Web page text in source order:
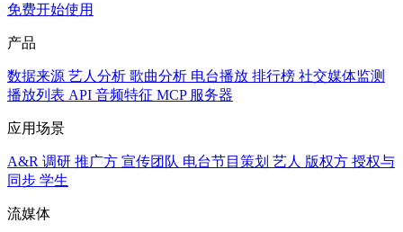
免费开始使用
产品
数据来源 艺人分析 歌曲分析 电台播放 排行榜 社交媒体监测
播放列表 API 音频特征 MCP 服务器
应用场景
A&R 调研 推广方 宣传团队 电台节目策划 艺人 版权方 授权与
同步 学生
流媒体